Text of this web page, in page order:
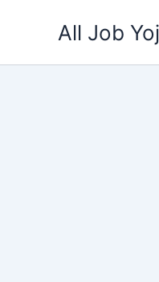
All Job